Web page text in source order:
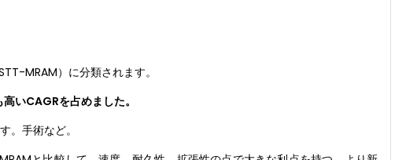
MRAM）に分類されます。
いCAGRを占めました。
。手術など。